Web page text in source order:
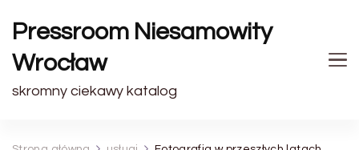
Pressroom Niesamowity
Wrocław
skromny ciekawy katalog